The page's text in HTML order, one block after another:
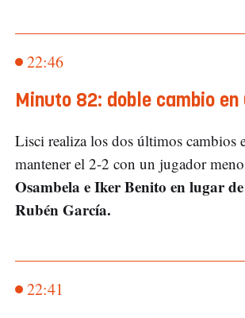
22:46
Minuto 82: doble cambio en
Lisci realiza los dos últimos cambios
mantener el 2-2 con un jugador
Osambela e Iker Benito en lugar
Rubén García.
22:41